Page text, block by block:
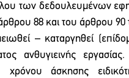
των δεδουλευμένων
88 και του άρθρου
– καταργηθεί
ανθυγιεινής
χρόνου άσκησης